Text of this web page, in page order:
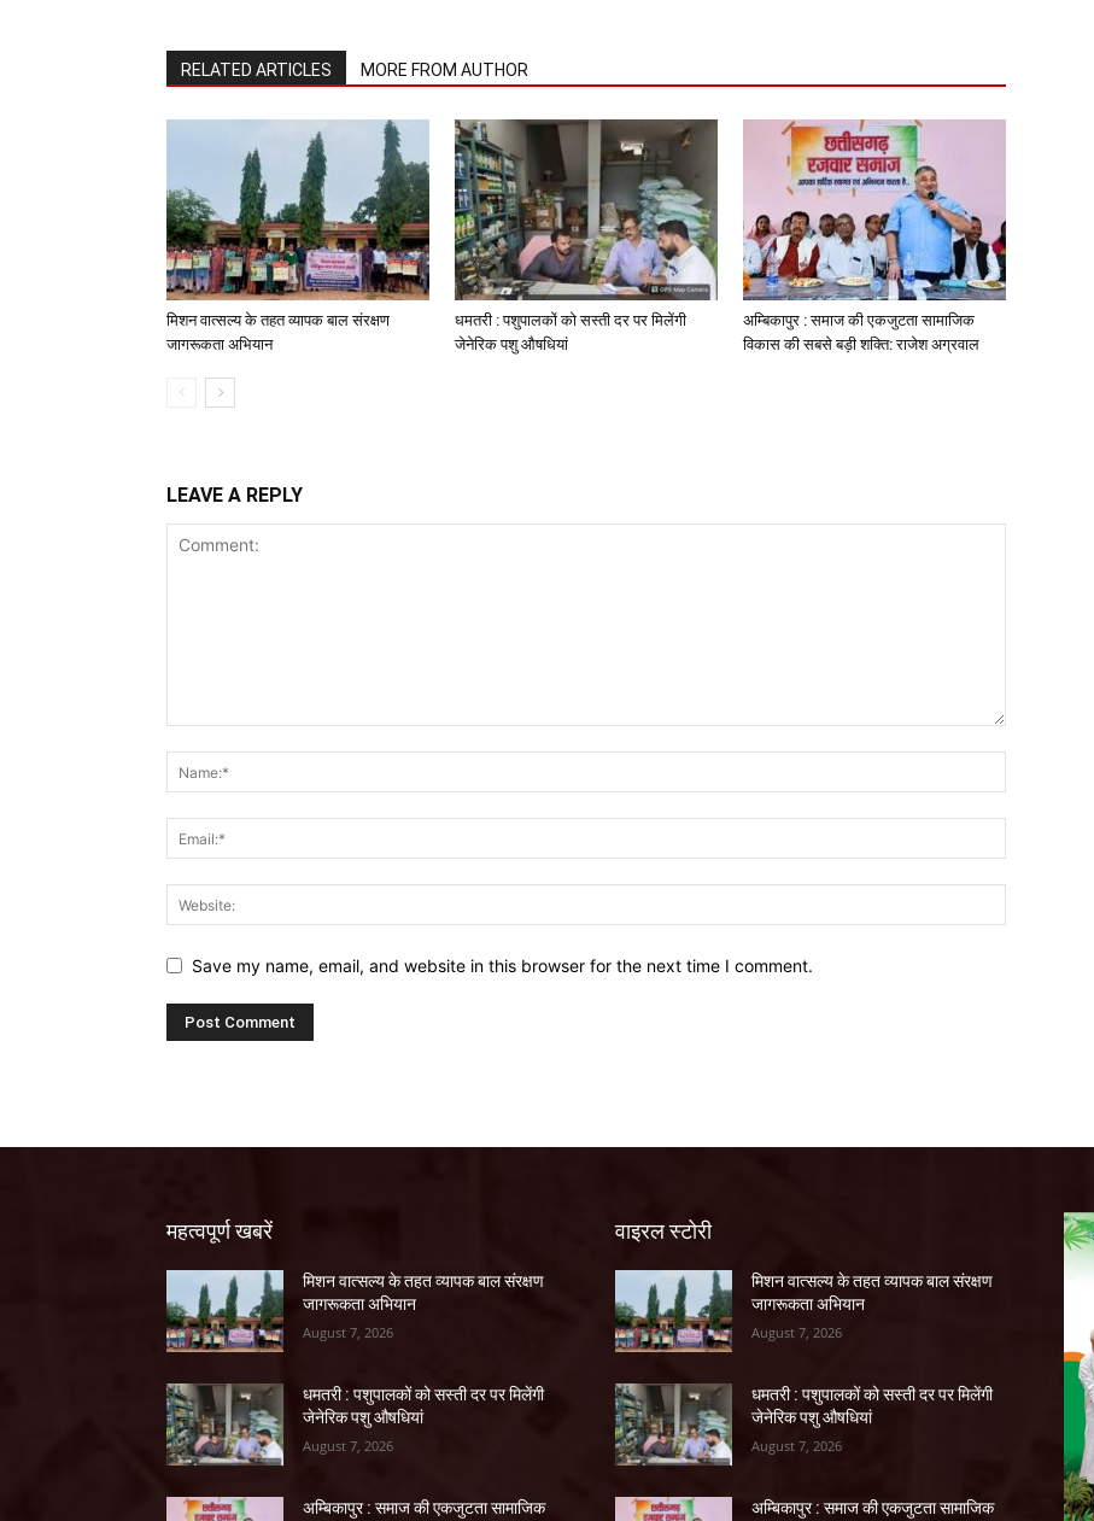
RELATED ARTICLES MORE FROM AUTHOR
मिशन वात्सल्य के तहत व्यापक बाल संरक्षण
जागरूकता अभियान
धमतरी : पशुपालकों को सस्ती दर पर मिलेंगी
जेनेरिक पशु औषधियां
अम्बिकापुर : समाज की एकजुटता सामाजिक
विकास की सबसे बड़ी शक्ति: राजेश अग्रवाल
LEAVE A REPLY
Save my name, email, and website in this browser for the next time I comment.
महत्वपूर्ण खबरें
मिशन वात्सल्य के तहत व्यापक बाल संरक्षण
जागरूकता अभियान
August 7, 2026
धमतरी : पशुपालकों को सस्ती दर पर मिलेंगी
जेनेरिक पशु औषधियां
August 7, 2026
अम्बिकापुर : समाज की एकजुटता सामाजिक
वाइरल स्टोरी
मिशन वात्सल्य के तहत व्यापक बाल संरक्षण
जागरूकता अभियान
August 7, 2026
धमतरी : पशुपालकों को सस्ती दर पर मिलेंगी
जेनेरिक पशु औषधियां
August 7, 2026
अम्बिकापुर : समाज की एकजुटता सामाजिक